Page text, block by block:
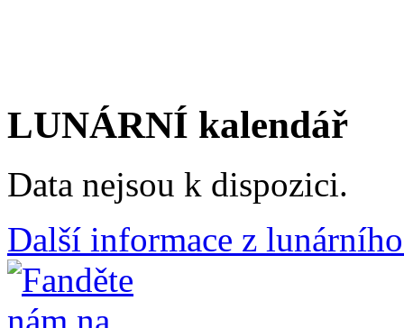
LUNÁRNÍ kalendář
Data nejsou k dispozici.
Další informace z